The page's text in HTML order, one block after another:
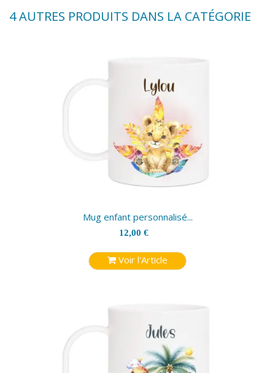
4 AUTRES PRODUITS DANS LA CATÉGORIE
Mug enfant personnalisé...
12,00 €
Voir l'Article